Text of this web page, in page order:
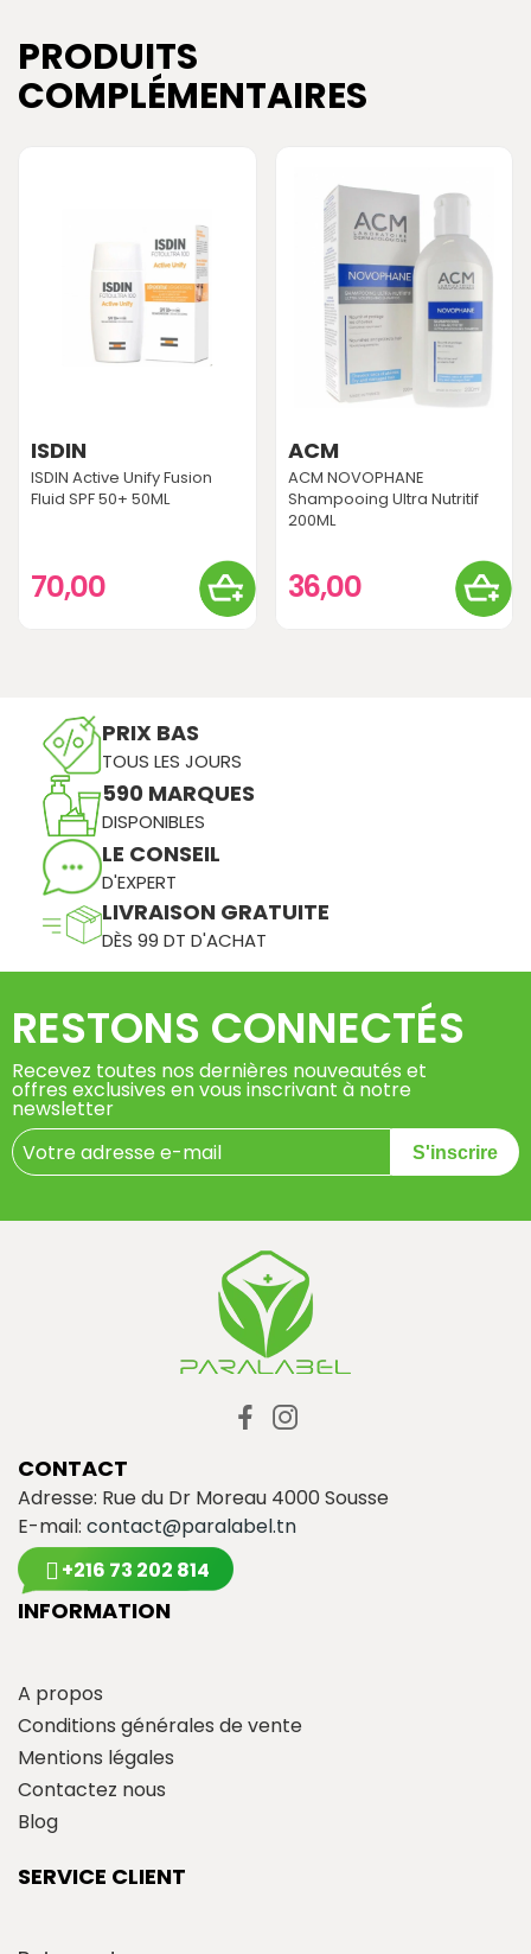
PRODUITS
COMPLÉMENTAIRES
ISDIN
ISDIN Active Unify Fusion
Fluid SPF 50+ 50ML
70,00
ACM
ACM NOVOPHANE
Shampooing Ultra Nutritif
200ML
36,00
PRIX BAS
TOUS LES JOURS
590 MARQUES
DISPONIBLES
LE CONSEIL
D'EXPERT
LIVRAISON GRATUITE
DÈS 99 DT D'ACHAT
RESTONS CONNECTÉS
Recevez toutes nos dernières nouveautés et
offres exclusives en vous inscrivant à notre
newsletter
S'inscrire
CONTACT
Adresse: Rue du Dr Moreau 4000 Sousse
E-mail: contact@paralabel.tn
+216 73 202 814
INFORMATION
A propos
Conditions générales de vente
Mentions légales
Contactez nous
Blog
SERVICE CLIENT